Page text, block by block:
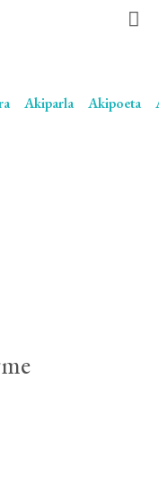
Akiparla Akipoeta